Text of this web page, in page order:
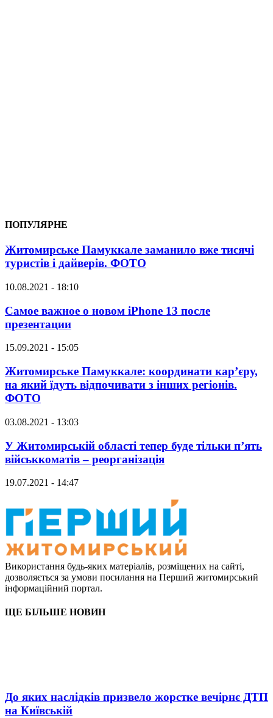
ПОПУЛЯРНЕ
Житомирське Памуккале заманило вже тисячі
туристів і дайверів. ФОТО
10.08.2021 - 18:10
Самое важное о новом iPhone 13 после
презентации
15.09.2021 - 15:05
Житомирське Памуккале: координати кар’єру,
на який їдуть відпочивати з інших регіонів.
ФОТО
03.08.2021 - 13:03
У Житомирській області тепер буде тільки п’ять
військкоматів – реорганізація
19.07.2021 - 14:47
Використання будь-яких матеріалів, розміщених на сайті,
дозволяється за умови посилання на Перший житомирський
інформаційний портал.
ЩЕ БІЛЬШЕ НОВИН
До яких наслідків призвело жорстке вечірнє ДТП
на Київській